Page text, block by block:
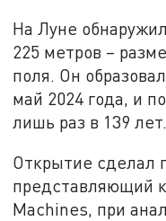
На Луне
225 метров –
поля. Он
май 2024 года, и
лишь раз в 139 лет.
Открытие сделал
представляющий
Machines, при